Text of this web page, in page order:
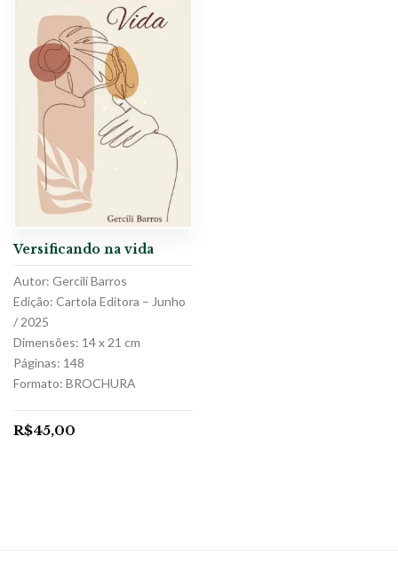
Versificando na vida
Autor: Gercilí Barros
Edição: Cartola Editora – Junho
/ 2025
Dimensões: 14 x 21 cm
Páginas: 148
Formato: BROCHURA
R$45,00